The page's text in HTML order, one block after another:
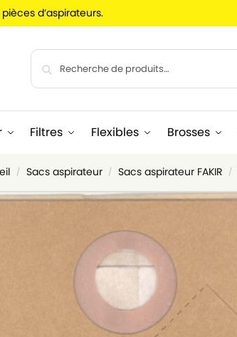
d’aspirateurs.
Filtres Flexibles Brosses
/ Sacs aspirateur / Sacs aspirateur FAKIR /